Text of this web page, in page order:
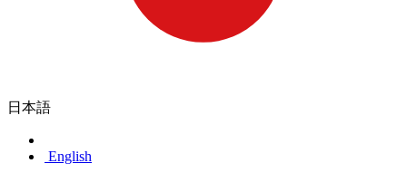
日本語
English